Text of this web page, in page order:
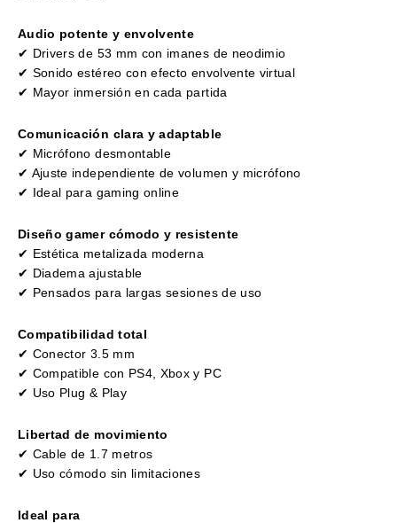
Audio potente y envolvente
✔ Drivers de 53 mm con imanes de neodimio
✔ Sonido estéreo con efecto envolvente virtual
✔ Mayor inmersión en cada partida
Comunicación clara y adaptable
✔ Micrófono desmontable
✔ Ajuste independiente de volumen y micrófono
✔ Ideal para gaming online
Diseño gamer cómodo y resistente
✔ Estética metalizada moderna
✔ Diadema ajustable
✔ Pensados para largas sesiones de uso
Compatibilidad total
✔ Conector 3.5 mm
✔ Compatible con PS4, Xbox y PC
✔ Uso Plug & Play
Libertad de movimiento
✔ Cable de 1.7 metros
✔ Uso cómodo sin limitaciones
Ideal para